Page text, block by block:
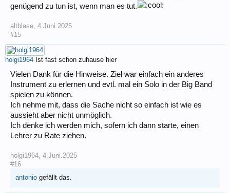
genügend zu tun ist, wenn man es tut.
altblase, 4.Juni.2025
#15
holgi1964 Ist fast schon zuhause hier
Vielen Dank für die Hinweise. Ziel war einfach ein anderes
Instrument zu erlernen und evtl. mal ein Solo in der Big Band
spielen zu können.
Ich nehme mit, dass die Sache nicht so einfach ist wie es
aussieht aber nicht unmöglich.
Ich denke ich werden mich, sofern ich dann starte, einen
Lehrer zu Rate ziehen.
holgi1964, 4.Juni.2025
#16
antonio gefällt das.